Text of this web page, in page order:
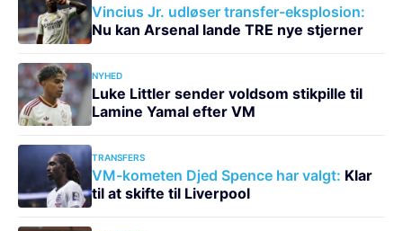
Vincius Jr. udløser transfer-eksplosion:
Nu kan Arsenal lande TRE nye stjerner
NYHED
Luke Littler sender voldsom stikpille til
Lamine Yamal efter VM
TRANSFERS
VM-kometen Djed Spence har valgt: Klar
til at skifte til Liverpool